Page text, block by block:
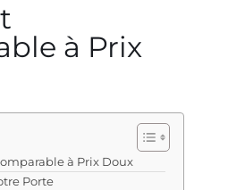
à Prix
à Prix Doux
Porte